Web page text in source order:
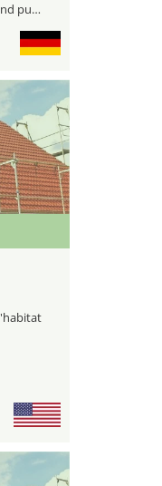
visiteurs professionnels et le grand public